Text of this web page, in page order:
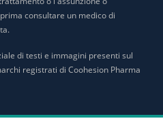
consultare un medico di
di testi e immagini presenti sul
registrati di Coohesion Pharma